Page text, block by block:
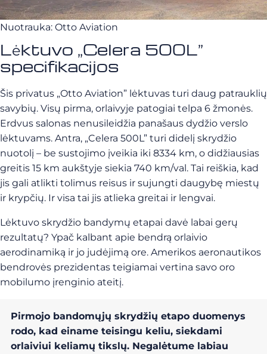
Nuotrauka: Otto Aviation
Lėktuvo „Celera 500L”
specifikacijos
Šis privatus „Otto Aviation” lėktuvas turi daug patrauklių
savybių. Visų pirma, orlaivyje patogiai telpa 6 žmonės.
Erdvus salonas nenusileidžia panašaus dydžio verslo
lėktuvams. Antra, „Celera 500L” turi didelį skrydžio
nuotolį – be sustojimo įveikia iki 8334 km, o didžiausias
greitis 15 km aukštyje siekia 740 km/val. Tai reiškia, kad
jis gali atlikti tolimus reisus ir sujungti daugybę miestų
ir krypčių. Ir visa tai jis atlieka greitai ir lengvai.
Lėktuvo skrydžio bandymų etapai davė labai gerų
rezultatų? Ypač kalbant apie bendrą orlaivio
aerodinamiką ir jo judėjimą ore. Amerikos aeronautikos
bendrovės prezidentas teigiamai vertina savo oro
mobilumo įrenginio ateitį.
Pirmojo bandomųjų skrydžių etapo duomenys
rodo, kad einame teisingu keliu, siekdami
orlaiviui keliamų tikslų. Negalėtume labiau